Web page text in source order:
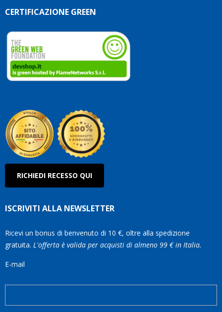
CERTIFICAZIONE GREEN
RICHIEDI RECESSO QUI
ISCRIVITI ALLA NEWSLETTER
Ricevi un bonus di benvenuto di 10 €, oltre alla spedizione
gratuita. L'offerta è valida per acquisti di almeno 99 € in Italia.
E-mail